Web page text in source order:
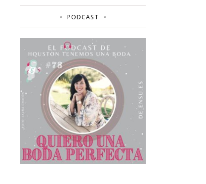
PODCAST